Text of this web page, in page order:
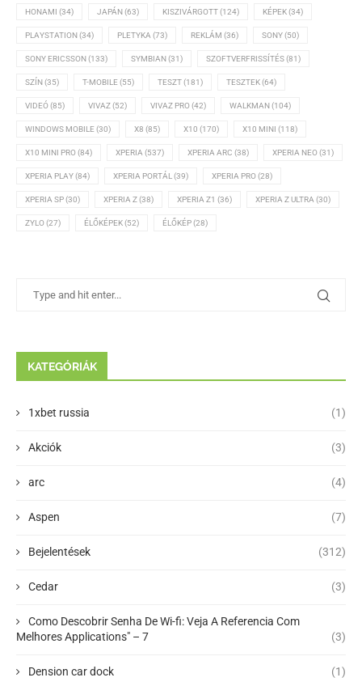
HONAMI (34) JAPÁN(63) KISZIVÁRGOTT(124) KÉPEK(34)
PLAYSTATION(34) PLETYKA (73) REKLÁM (36) SONY(50)
SONY ERICSSON(133) SYMBIAN(31) SZOFTVERFRISSÍTÉS(81)
SZÍN(35) T-MOBILE (55) TESZT(181) TESZTEK(64)
VIDEÓ(85) VIVAZ(52) VIVAZ PRO(42) WALKMAN(104)
WINDOWS MOBILE (30) X8 (85) X10 (170) X10 MINI (118)
X10 MINI PRO(84) XPERIA (537) XPERIA ARC (38) XPERIA NEO(31)
XPERIA PLAY(84) XPERIA PORTÁL (39) XPERIA PRO(28)
XPERIA SP(30) XPERIA Z(38) XPERIA Z1 (36) XPERIA Z ULTRA (30)
ZYLO(27) ÉLŐKÉPEK(52) ÉLŐKÉP(28)
KATEGÓRIÁK
1xbet russia (1)
Akciók (3)
arc (4)
Aspen (7)
Bejelentések (312)
Cedar (3)
Como Descobrir Senha De Wi-fi: Veja A Referencia Com
Melhores Applications" – 7
(3)
Dension car dock (1)